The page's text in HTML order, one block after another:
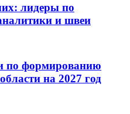
лидеры по
и швеи
по формированию
на 2027 год